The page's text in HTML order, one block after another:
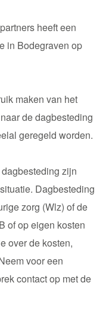
heeft een
in Bodegraven op
maken van het
de dagbesteding
geregeld worden.
zijn
Dagbesteding
zorg (Wlz) of de
of op eigen kosten
over de kosten,
voor een
contact op met de